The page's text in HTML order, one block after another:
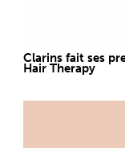
Clarins fait ses
Hair Therapy